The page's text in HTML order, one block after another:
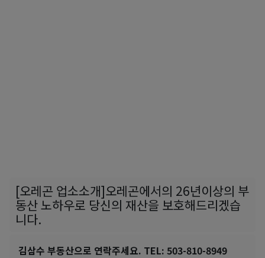
[오레곤 업소소개]오레곤에서의 26년이상의 부
동산 노하우로 당신의 재산을 보호해드리겠습
니다.
김삼수 부동산으로 연락주세요. TEL: 503-810-8949